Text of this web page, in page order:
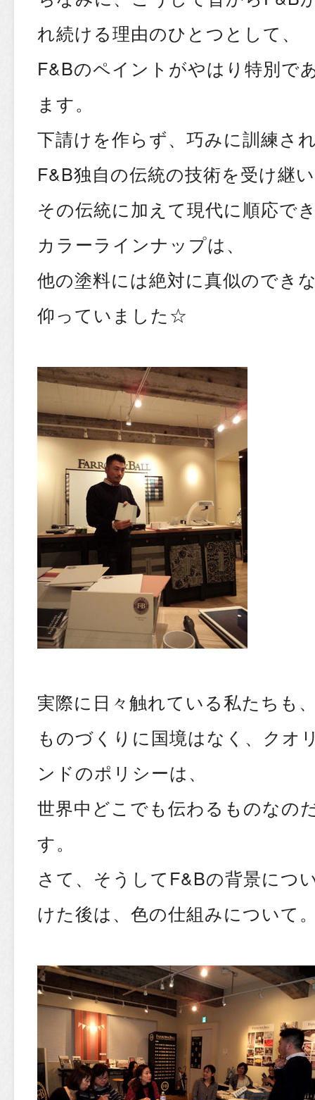
れ続ける理由のひとつとして、
F&Bのペイントがやはり特別で
ます。
下請けを作らず、巧みに訓練さ
F&B独自の伝統の技術を受け継
その伝統に加えて現代に順応で
カラーラインナップは、
他の塗料には絶対に真似のでき
仰っていました☆
実際に日々触れている私たちも
ものづくりに国境はなく、クオ
ンドのポリシーは、
世界中どこでも伝わるものなの
す。
さて、そうしてF&Bの背景につ
けた後は、色の仕組みについて